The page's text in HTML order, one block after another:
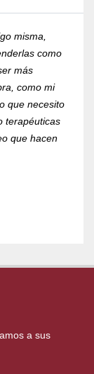
misma,
como
más
como mi
que necesito
terapéuticas
que hacen
a sus